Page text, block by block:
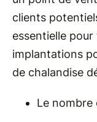
clients
essentielle
implantations
de chalandise
Le nombre